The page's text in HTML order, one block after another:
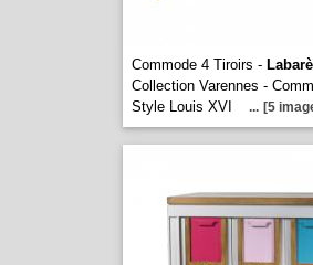
Commode 4 Tiroirs -
Collection Varennes -
Style Louis XVI
... [5